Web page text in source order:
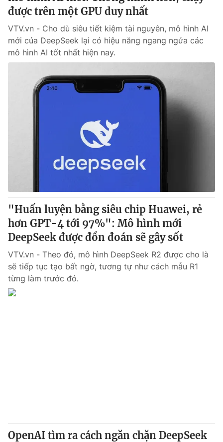
được trên một GPU duy nhất
VTV.vn - Cho dù siêu tiết kiệm tài nguyên, mô hình AI
mới của DeepSeek lại có hiệu năng ngang ngửa các
mô hình AI tốt nhất hiện nay.
"Huấn luyện bằng siêu chip Huawei, rẻ
hơn GPT-4 tới 97%": Mô hình mới
DeepSeek được đồn đoán sẽ gây sốt
VTV.vn - Theo đó, mô hình DeepSeek R2 được cho là
sẽ tiếp tục tạo bất ngờ, tương tự như cách mẫu R1
từng làm trước đó.
OpenAI tìm ra cách ngăn chặn DeepSeek